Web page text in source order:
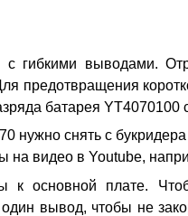
с гибкими выводами.
предотвращения
батарея YT4070100
нужно снять с
на видео в Youtube,
к основной плате.
вывод, чтобы не